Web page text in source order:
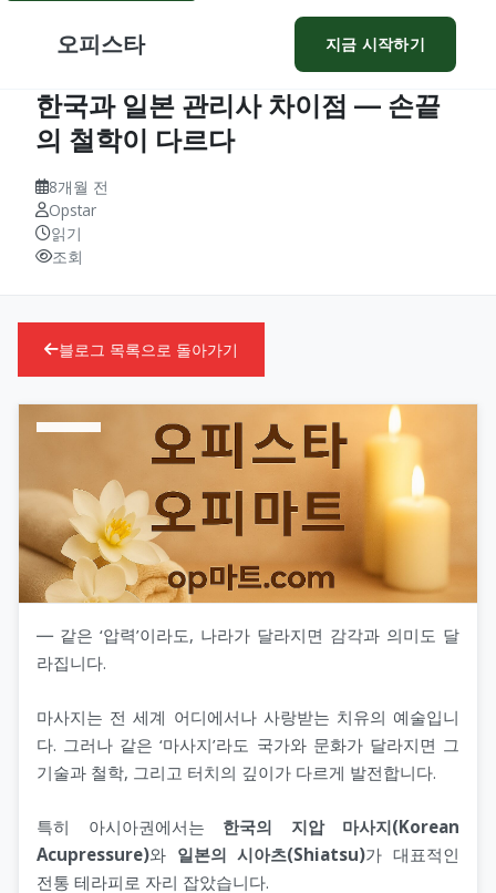
오피스타 지금 시작하기
한국과 일본 관리사 차이점 — 손끝
의 철학이 다르다
8개월 전
Opstar
읽기
조회
블로그 목록으로 돌아가기
― 같은 ‘압력’이라도, 나라가 달라지면 감각과 의미도 달
라집니다.
마사지는 전 세계 어디에서나 사랑받는 치유의 예술입니
다. 그러나 같은 ‘마사지’라도 국가와 문화가 달라지면 그
기술과 철학, 그리고 터치의 깊이가 다르게 발전합니다.
특히 아시아권에서는 한국의 지압 마사지(Korean
Acupressure)와 일본의 시아츠(Shiatsu)가 대표적인
전통 테라피로 자리 잡았습니다.